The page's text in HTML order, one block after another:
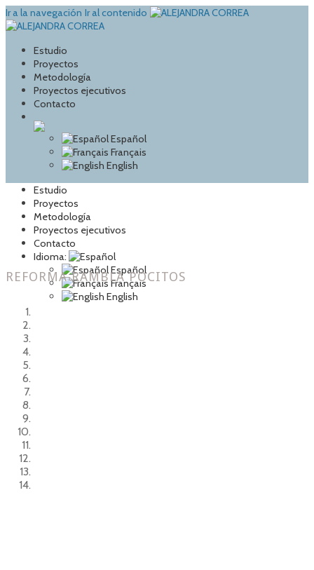
Ir a la navegación Ir al contenido
Estudio
Proyectos
Metodología
Proyectos ejecutivos
Contacto
Español
Français
English
Estudio
Proyectos
Metodología
Proyectos ejecutivos
Contacto
Idioma:
Español
Français
English
REFORMA RAMBLA POCITOS